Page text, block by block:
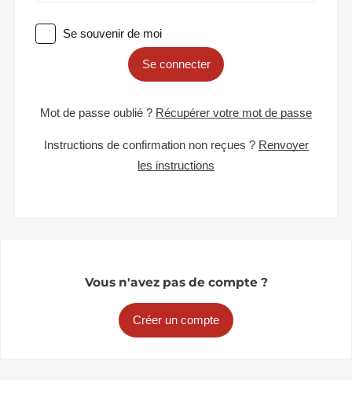
Se souvenir de moi
Se connecter
Mot de passe oublié ? Récupérer votre mot de passe
Instructions de confirmation non reçues ? Renvoyer
les instructions
Vous n'avez pas de compte ?
Créer un compte